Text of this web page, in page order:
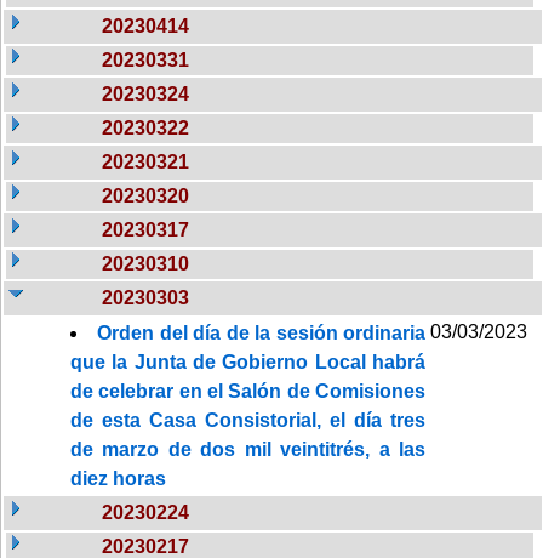
20230414
20230331
20230324
20230322
20230321
20230320
20230317
20230310
20230303
Orden del día de la sesión ordinaria
que la Junta de Gobierno Local habrá
de celebrar en el Salón de Comisiones
de esta Casa Consistorial, el día tres
de marzo de dos mil veintitrés, a las
diez horas
03/03/2023
20230224
20230217